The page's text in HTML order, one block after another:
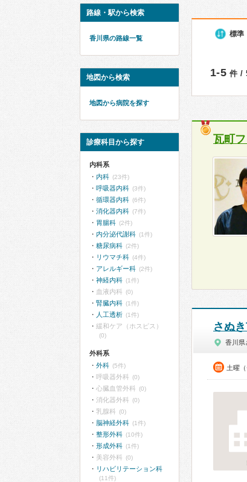
標準
1-5 件 /
瓦町
さぬ
香川県
土曜
路線・駅から検索
香川県の路線一覧
地図から検索
地図から病院を探す
診療科目から探す
内科系
内科 (23件)
呼吸器内科 (3件)
循環器内科 (6件)
消化器内科 (7件)
胃腸科 (2件)
内分泌代謝科 (1件)
糖尿病科 (2件)
リウマチ科 (4件)
アレルギー科 (2件)
神経内科 (1件)
血液内科 (0)
腎臓内科 (1件)
人工透析 (1件)
緩和ケア（ホスピス）
(0)
外科系
外科 (5件)
呼吸器外科 (0)
心臓血管外科 (0)
消化器外科 (0)
乳腺科 (0)
脳神経外科 (1件)
整形外科 (10件)
形成外科 (1件)
美容外科 (0)
リハビリテーション科
(11件)